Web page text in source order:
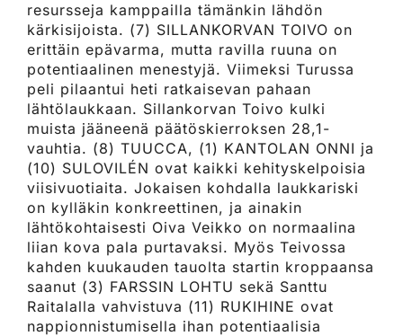
resursseja kamppailla tämänkin lähdön
kärkisijoista. (7) SILLANKORVAN TOIVO on
erittäin epävarma, mutta ravilla ruuna on
potentiaalinen menestyjä. Viimeksi Turussa
peli pilaantui heti ratkaisevan pahaan
lähtölaukkaan. Sillankorvan Toivo kulki
muista jääneenä päätöskierroksen 28,1-
vauhtia. (8) TUUCCA, (1) KANTOLAN ONNI ja
(10) SULOVILÉN ovat kaikki kehityskelpoisia
viisivuotiaita. Jokaisen kohdalla laukkariski
on kylläkin konkreettinen, ja ainakin
lähtökohtaisesti Oiva Veikko on normaalina
liian kova pala purtavaksi. Myös Teivossa
kahden kuukauden tauolta startin kroppaansa
saanut (3) FARSSIN LOHTU sekä Santtu
Raitalalla vahvistuva (11) RUKIHINE ovat
nappionnistumisella ihan potentiaalisia